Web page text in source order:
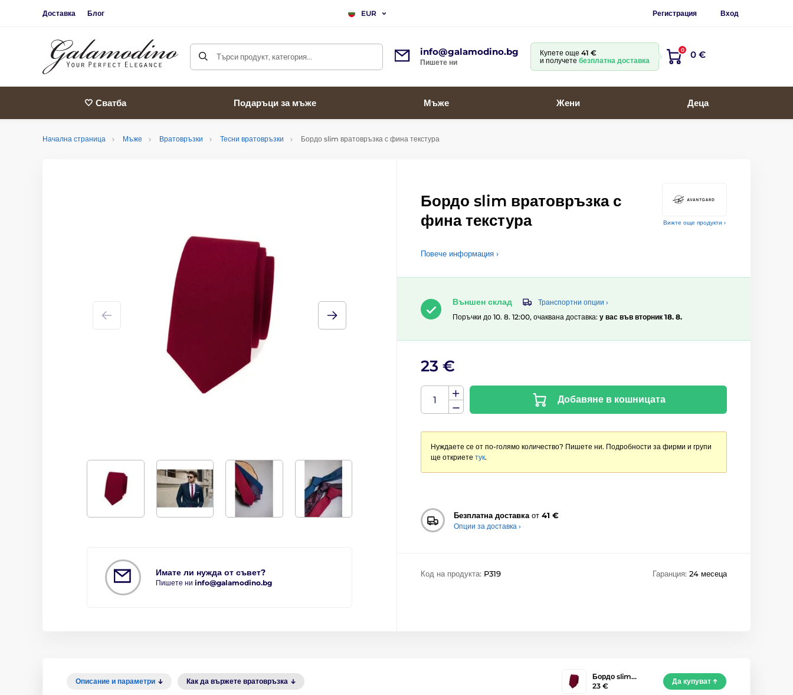
Доставка Блог EUR Регистрация Вход
Търси продукт, категория... info@galamodino.bg
Пишете ни
Купете още 41 €
и получете безплатна доставка
0 0 €
🤍 Сватба Подаръци за мъже Мъже Жени Деца
Начална страница Мъже Вратовръзки Тесни вратовръзки Бордо slim вратовръзка с фина текстура
Вижте още продукти ›
Имате ли нужда от съвет?
Пишете ни info@galamodino.bg
Бордо slim вратовръзка с
фина текстура
Повече информация ›
Външен склад
Транспортни опции ›
Поръчки до 10. 8. 12:00, очаквана доставка: у вас във вторник 18. 8.
23 €
Добавяне в кошницата
Нуждаете се от по-голямо количество? Пишете ни. Подробности за фирми и групи
ще откриете тук.
Безплатна доставка от 41 €
Опции за доставка ›
Код на продукта: P319 Гаранция: 24 месеца
Описание и параметри Как да вържете вратовръзка
Бордо slim…
23 €
Да купуват